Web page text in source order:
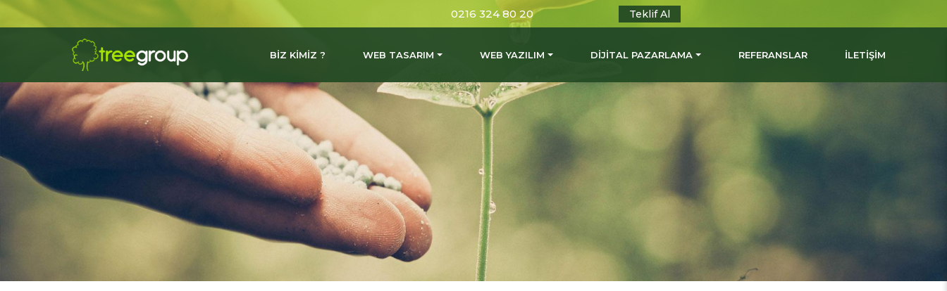
0216 324 80 20 Teklif Al
BİZ KİMİZ ? WEB TASARIM WEB YAZILIM DİJİTAL PAZARLAMA REFERANSLAR İLETİŞİM